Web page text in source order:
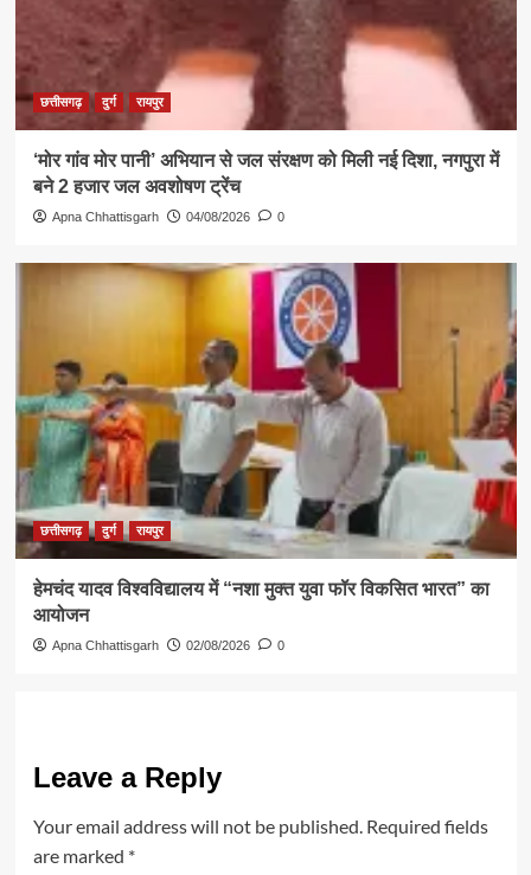
छत्तीसगढ़ दुर्ग रायपुर
‘मोर गांव मोर पानी’ अभियान से जल संरक्षण को मिली नई दिशा, नगपुरा में
बने 2 हजार जल अवशोषण ट्रेंच
Apna Chhattisgarh 04/08/2026 0
छत्तीसगढ़ दुर्ग रायपुर
हेमचंद यादव विश्वविद्यालय में “नशा मुक्त युवा फॉर विकसित भारत” का
आयोजन
Apna Chhattisgarh 02/08/2026 0
Leave a Reply
Your email address will not be published. Required fields
are marked *